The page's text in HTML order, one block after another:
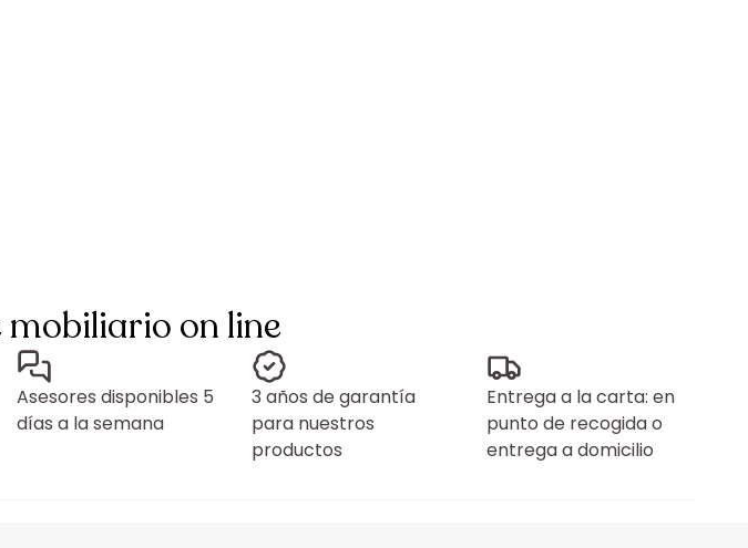
mobiliario on line
Asesores disponibles 5
días a la semana
3 años de garantía
para nuestros
productos
Entrega a la carta: en
punto de recogida o
entrega a domicilio